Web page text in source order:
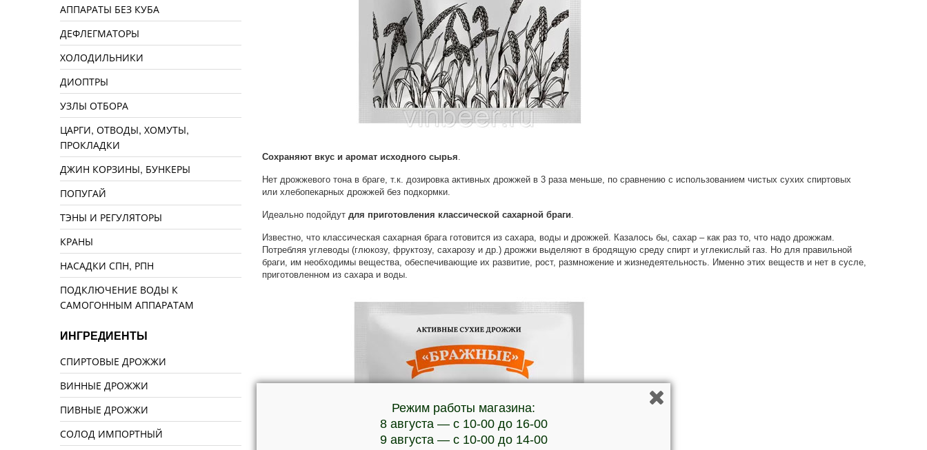
Сохраняют вкус и аромат исходного сырья.
Нет дрожжевого тона в браге, т.к. дозировка активных дрожжей в 3 раза меньше, по сравнению с использованием чистых сухих спиртовых
или хлебопекарных дрожжей без подкормки.
Идеально подойдут для приготовления классической сахарной браги.
Известно, что классическая сахарная брага готовится из сахара, воды и дрожжей. Казалось бы, сахар – как раз то, что надо дрожжам.
Потребляя углеводы (глюкозу, фруктозу, сахарозу и др.) дрожжи выделяют в бродящую среду спирт и углекислый газ. Но для правильной
браги, им необходимы вещества, обеспечивающие их развитие, рост, размножение и жизнедеятельность. Именно этих веществ и нет в сусле,
приготовленном из сахара и воды.
АППАРАТЫ БЕЗ КУБА
ДЕФЛЕГМАТОРЫ
ХОЛОДИЛЬНИКИ
ДИОПТРЫ
УЗЛЫ ОТБОРА
ЦАРГИ, ОТВОДЫ, ХОМУТЫ,
ПРОКЛАДКИ
ДЖИН КОРЗИНЫ, БУНКЕРЫ
ПОПУГАЙ
ТЭНЫ И РЕГУЛЯТОРЫ
КРАНЫ
НАСАДКИ СПН, РПН
ПОДКЛЮЧЕНИЕ ВОДЫ К
САМОГОННЫМ АППАРАТАМ
ИНГРЕДИЕНТЫ
СПИРТОВЫЕ ДРОЖЖИ
ВИННЫЕ ДРОЖЖИ
ПИВНЫЕ ДРОЖЖИ
СОЛОД ИМПОРТНЫЙ
Режим работы магазина:
8 августа — с 10-00 до 16-00
9 августа — с 10-00 до 14-00